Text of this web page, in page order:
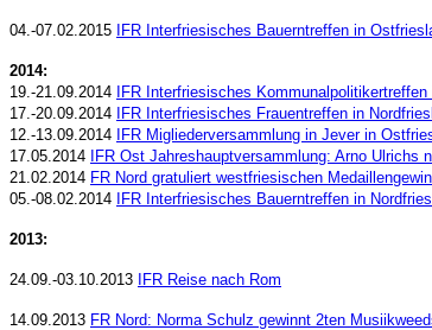
04.-07.02.2015 IFR Interfriesisches Bauerntreffen in
2014:
19.-21.09.2014 IFR Interfriesisches Kommunalpolitikertreffen
17.-20.09.2014 IFR Interfriesisches Frauentreffen in
12.-13.09.2014 IFR Migliederversammlung in Jever in
17.05.2014 IFR Ost Jahreshauptversammlung: Arno Ulrichs
21.02.2014 FR Nord gratuliert westfriesischen
05.-08.02.2014 IFR Interfriesisches Bauerntreffen in
2013:
24.09.-03.10.2013 IFR Reise nach Rom
14.09.2013 FR Nord: Norma Schulz gewinnt 2ten